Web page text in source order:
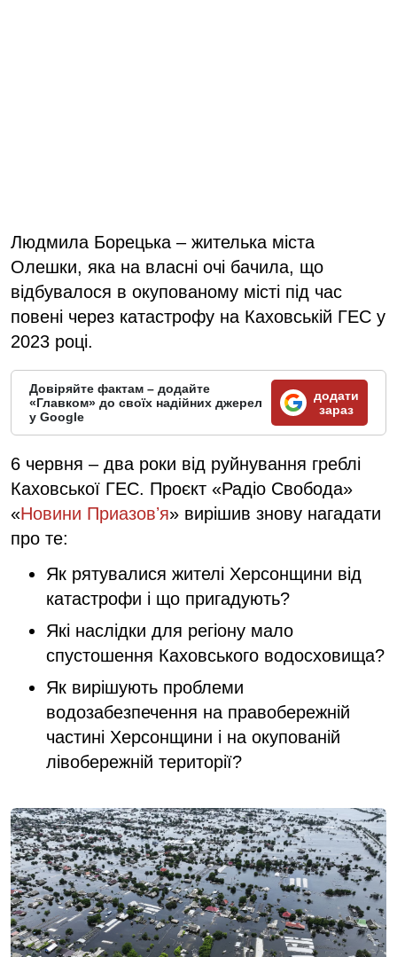
Людмила Борецька – жителька міста
Олешки, яка на власні очі бачила, що
відбувалося в окупованому місті під час
повені через катастрофу на Каховській ГЕС у
2023 році.
Довіряйте фактам – додайте
«Главком» до своїх надійних джерел
у Google
додати
зараз
6 червня – два роки від руйнування греблі
Каховської ГЕС. Проєкт «Радіо Свобода»
«Новини Приазовʼя» вирішив знову нагадати
про те:
Як рятувалися жителі Херсонщини від
катастрофи і що пригадують?
Які наслідки для регіону мало
спустошення Каховського водосховища?
Як вирішують проблеми
водозабезпечення на правобережній
частині Херсонщини і на окупованій
лівобережній території?